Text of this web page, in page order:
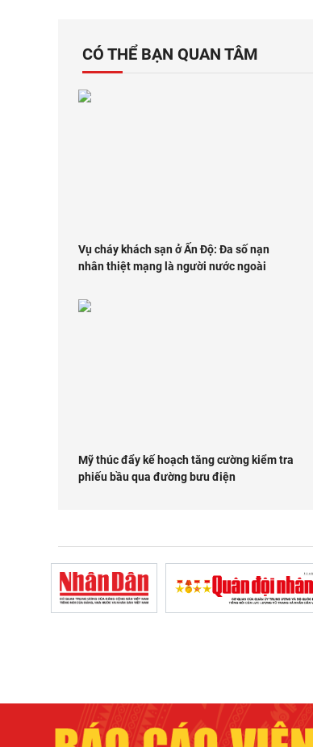
CÓ THỂ BẠN QUAN TÂM
Vụ cháy khách sạn ở Ấn Độ: Đa số nạn
nhân thiệt mạng là người nước ngoài
Mỹ thúc đẩy kế hoạch tăng cường kiểm tra
phiếu bầu qua đường bưu điện